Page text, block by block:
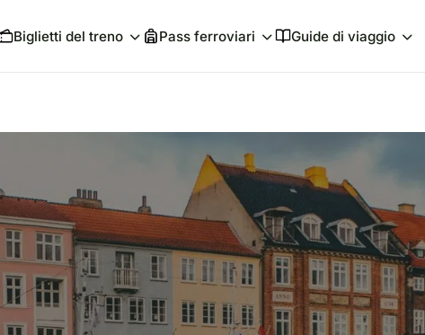
Biglietti del treno Pass ferroviari Guide di viaggio